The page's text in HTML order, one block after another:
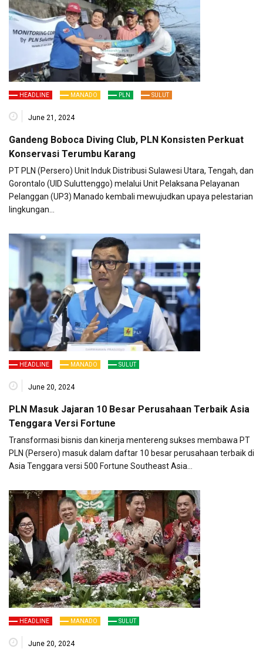
HEADLINE MANADO PLN SULUT
June 21, 2024
Gandeng Boboca Diving Club, PLN Konsisten Perkuat
Konservasi Terumbu Karang
PT PLN (Persero) Unit Induk Distribusi Sulawesi Utara, Tengah, dan
Gorontalo (UID Suluttenggo) melalui Unit Pelaksana Pelayanan
Pelanggan (UP3) Manado kembali mewujudkan upaya pelestarian
lingkungan…
HEADLINE MANADO SULUT
June 20, 2024
PLN Masuk Jajaran 10 Besar Perusahaan Terbaik Asia
Tenggara Versi Fortune
Transformasi bisnis dan kinerja mentereng sukses membawa PT
PLN (Persero) masuk dalam daftar 10 besar perusahaan terbaik di
Asia Tenggara versi 500 Fortune Southeast Asia…
HEADLINE MANADO SULUT
June 20, 2024